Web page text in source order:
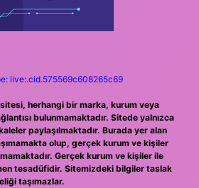
live:.cid.575569c608265c69
herhangi bir marka, kurum veya
bulunmamaktadır. Sitede yalnızca
paylaşılmaktadır. Burada yer alan
olup, gerçek kurum ve kişiler
Gerçek kurum ve kişiler ile
tesadüfidir. Sitemizdeki bilgiler taslak
taşımazlar.